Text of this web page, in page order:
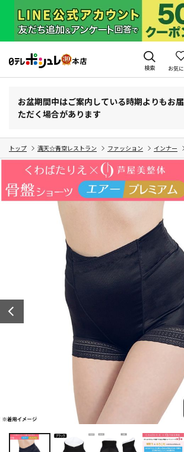
検索 お気
お盆期間中はご案内している時期よりもお
ただく場合があります
トップ 満天☆青空レストラン ファッション インナー